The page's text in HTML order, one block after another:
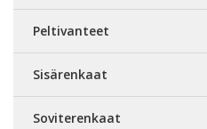
Peltivanteet
Sisärenkaat
Soviterenkaat